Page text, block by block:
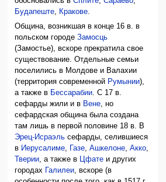
Будапеште
Кракове
Община, возникшая в конце 16 в. в
польском городеЗамосць
(Замостье), вскоре прекратила свое
существование. Отдельные семьи
поселились в Молдове и Валахии
(территория современной Румынии),
а также в Бессарабии. С 17 в.
сефарды жили и в Вене, но
сефардская община была создана
там лишь в первой половине 18 в. В
Эрец-Исраэль сефарды, селившиеся
в Иерусалиме, Газе,Ашкелоне,Акко,
Тверии, а также в Цфате и других
городах
Галилеи, вскоре (в